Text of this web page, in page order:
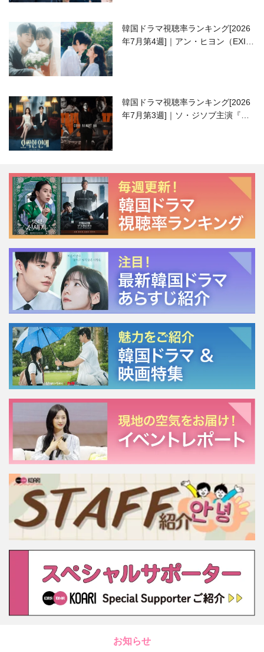
韓国ドラマ視聴率ランキング[2026
年7月第4週]｜アン・ヒヨン（EXID
韓国ドラマ視聴率ランキング[2026
年7月第3週]｜ソ・ジソブ主演『エ
お知らせ